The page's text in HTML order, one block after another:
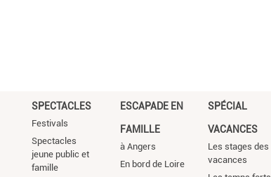
SPECTACLES
Festivals
Spectacles
jeune public et
famille
ESCAPADE EN
FAMILLE
à Angers
En bord de Loire
SPÉCIAL
VACANCES
Les stages des
vacances